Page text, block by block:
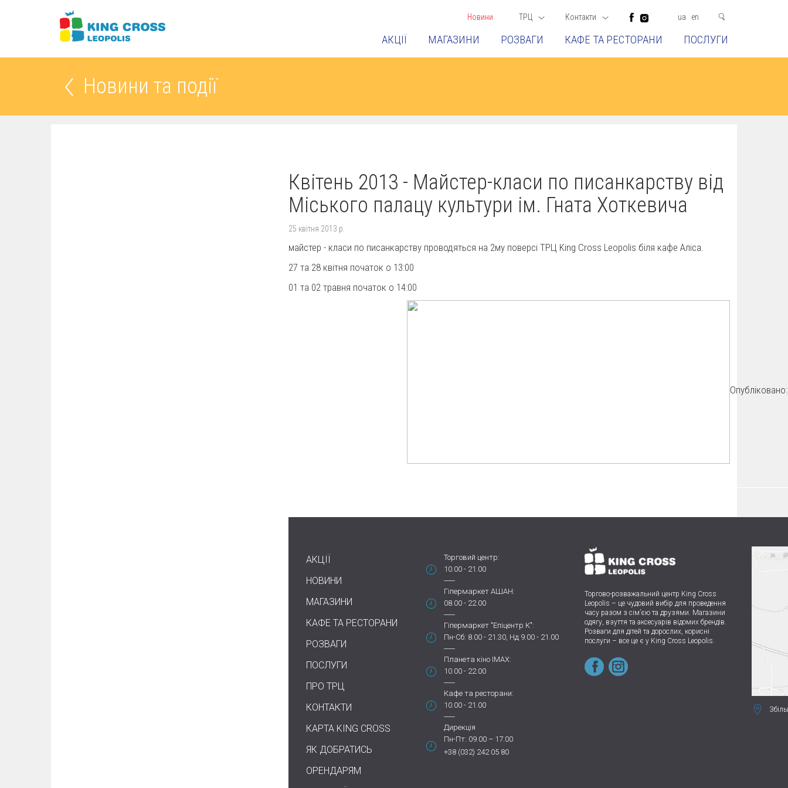
Новини ТРЦ Контакти ua en
АКЦІЇ МАГАЗИНИ РОЗВАГИ КАФЕ ТА РЕСТОРАНИ ПОСЛУГИ
Новини та події
Квітень 2013 - Майстер-класи по писанкарству від
Міського палацу культури ім. Гната Хоткевича
25 квітня 2013 р.
майстер - класи по писанкарству проводяться на 2му поверсі ТРЦ King Cross Leopolis біля кафе Аліса.
27 та 28 квітня початок о 13:00
01 та 02 травня початок о 14:00
АКЦІЇ
НОВИНИ
МАГАЗИНИ
КАФЕ ТА РЕСТОРАНИ
РОЗВАГИ
ПОСЛУГИ
ПРО ТРЦ
КОНТАКТИ
КАРТА KING CROSS
ЯК ДОБРАТИСЬ
ОРЕНДАРЯМ
Торговий центр:
10.00 - 21.00
Гіпермаркет АШАН:
08.00 - 22.00
Гіпермаркет "Епіцентр К":
Пн-Сб: 8.00 - 21.30, Нд 9.00 - 21.00
Планета кіно IMAX:
10.00 - 22.00
Кафе та ресторани:
10.00 - 21.00
Дирекція
Пн-Пт: 09.00 – 17.00
+38 (032) 242 05 80
Торгово-розважальний центр King Cross
Leopolis – це чудовий вибір для проведення
часу разом з сім’єю та друзями. Магазини
одягу, взуття та аксесуарів відомих брендів.
Розваги для дітей та дорослих, корисні
послуги – все це є у King Cross Leopolis.